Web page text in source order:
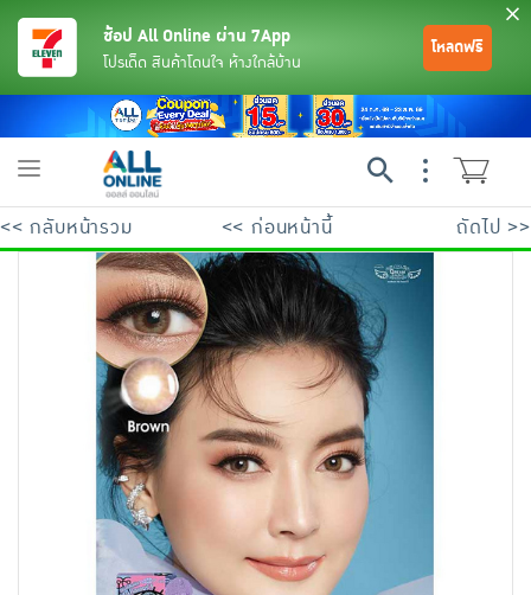
เครื่องดื่มและผงชงดื่ม
เครื่องปรุงรสและของแห้ง
พระเครื่อง test pop
ช้อป All Online ผ่าน 7App
โปรเด็ด สินค้าโดนใจ ห้างใกล้บ้าน
โหลดฟรี
Toggle
<< กลับหน้ารวม << ก่อนหน้านี้ ถัดไป >>